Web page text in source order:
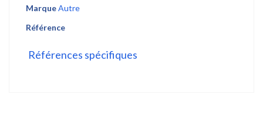
MarqueAutre
Référence
Références spécifiques